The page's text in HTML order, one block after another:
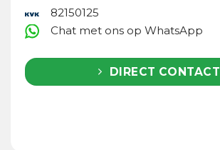
82150125
Chat met ons op WhatsApp
DIRECT CONTACT